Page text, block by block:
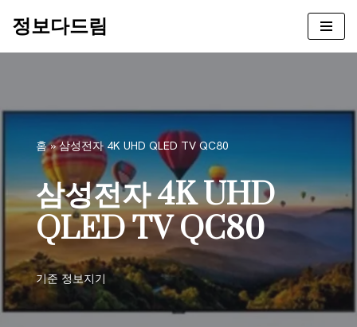
건
기
정보다드림
홈»삼성전자 4K UHD QLED TV QC80
삼성전자 4K UHD
QLED TV QC80
기준정보지기